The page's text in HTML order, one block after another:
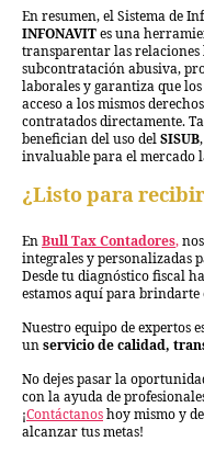
En resumen, el Sistema de
INFONAVIT es una
transparentar las relaciones
subcontratación abusiva,
laborales y garantiza que
acceso a los mismos
contratados directamente.
benefician del uso del SISUB
invaluable para el mercado
¿Listo para
En Bull Tax Contadores,
integrales y personalizadas
Desde tu diagnóstico fiscal
estamos aquí para brindarte
Nuestro equipo de expertos
un servicio de calidad,
No dejes pasar la
con la ayuda de
¡Contáctanos hoy mismo y
alcanzar tus metas!